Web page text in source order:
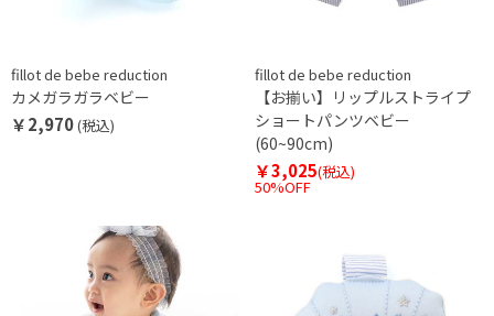
fillot de bebe reduction
カメガラガラベビー
￥2,970(税込)
fillot de bebe reduction
【お揃い】リップルストライプ
ショートパンツベビー
(60~90cm)
￥3,025(税込)
50%OFF